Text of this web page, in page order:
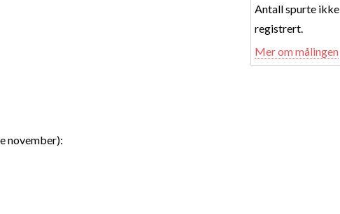
Antall spurte ikke
registrert.
Mer om målingen
november):